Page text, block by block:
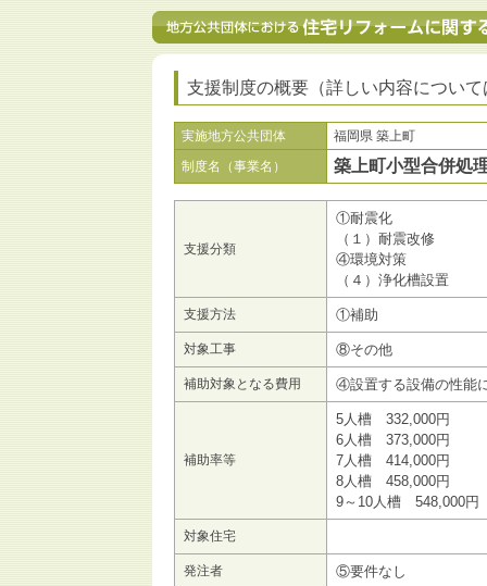
支援制度の概要（詳しい内容につい
実施地方公共団体
福岡県 築上町
制度名（事業名）
築上町小型合併処
支援分類
①耐震化
（１）耐震改修
④環境対策
（４）浄化槽設置
支援方法 ①補助
対象工事 ⑧その他
補助対象となる費用 ④設置する設備の性能
補助率等
5人槽 332,000円
6人槽 373,000円
7人槽 414,000円
8人槽 458,000円
9～10人槽 548,000円
対象住宅
発注者 ⑤要件なし